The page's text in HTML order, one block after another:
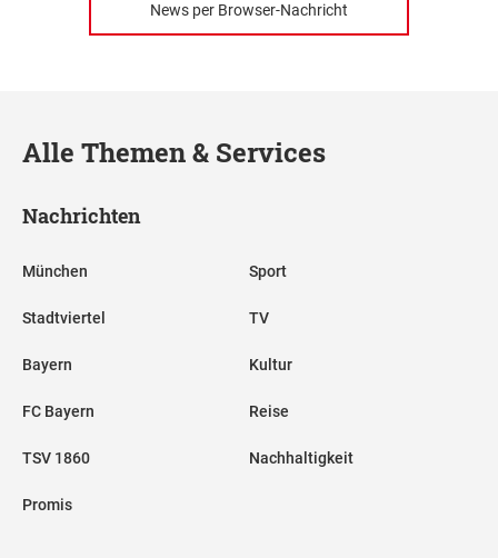
News per Browser-Nachricht
Alle Themen & Services
Nachrichten
München
Stadtviertel
Bayern
FC Bayern
TSV 1860
Promis
Sport
TV
Kultur
Reise
Nachhaltigkeit